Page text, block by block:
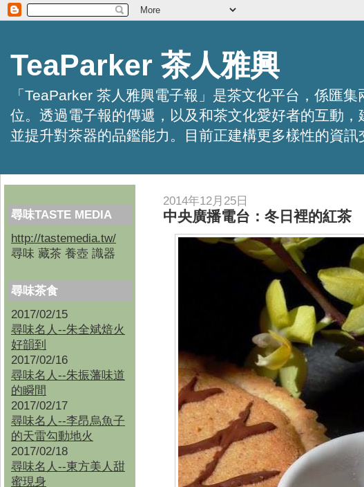
TeaParker 茶人雅興
「TeaParker 茶人雅興電子報」是茶文化平台，係匯
位。透過電子報的傳遞，以及和茶文化愛好者的互動
並提升對茶器的品鑑能力。目前正建構更多樣性的資
尋味TASTE MEDIA
http://tastemedia.tw/
尋味 藏茶 養壺 識器
尋味茶食
2017/02/15
尋味名人--朱全斌焙火
好韻到
2017/02/16
尋味名人--朱振藩味道
的瞬間
2017/02/17
尋味名人--李昂烏魚子
的天雷勾動地火
2017/02/18
尋味名人--東方美人甜
蜜現身
2014年12月25日
中央廣播電台：冬日裡的紅茶